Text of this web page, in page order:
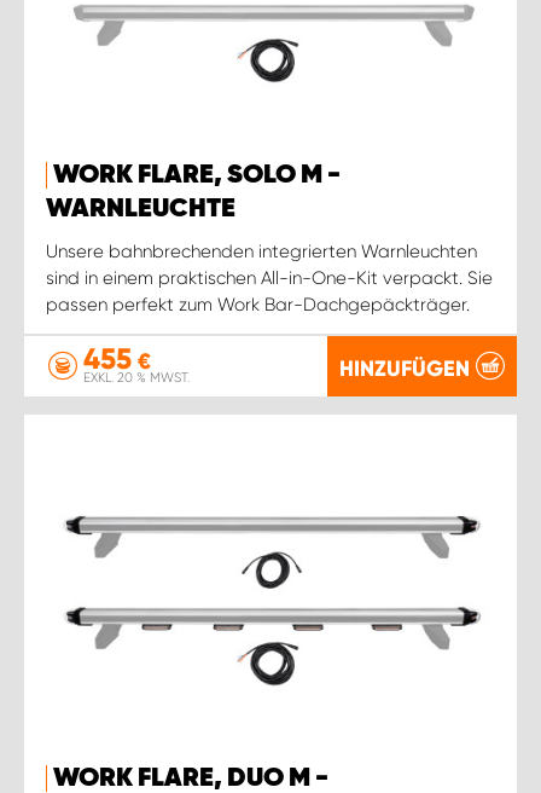
WORK FLARE, SOLO M -
WARNLEUCHTE
Unsere bahnbrechenden integrierten Warnleuchten
sind in einem praktischen All-in-One-Kit verpackt. Sie
passen perfekt zum Work Bar-Dachgepäckträger.
455 €
EXKL. 20 % MWST. HINZUFÜGEN
WORK FLARE, DUO M -